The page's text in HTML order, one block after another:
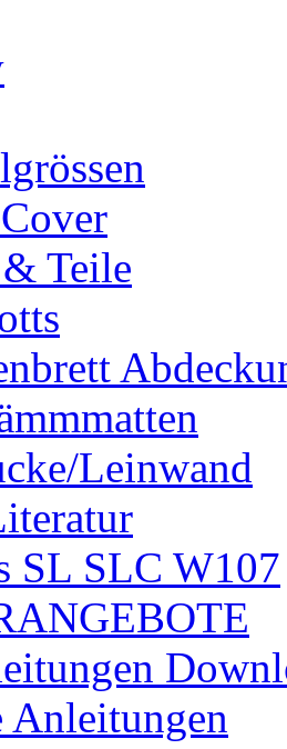
Teile
Leinwand
SL SLC W107
Anleitungen